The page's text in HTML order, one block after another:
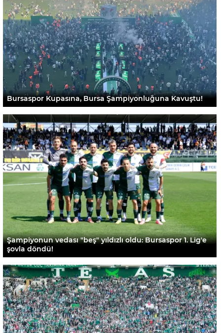
Bursaspor Kupasına, Bursa Şampiyonluğuna Kavuştu!
Şampiyonun vedası "beş" yıldızlı oldu: Bursaspor 1. Lig'e
şovla döndü!